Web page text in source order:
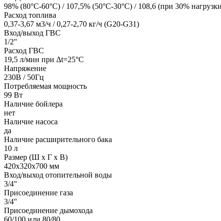
98% (80°C-60°C) / 107,5% (50°C-30°C) / 108,6 (при 30%
Расход топлива
0,37-3,67 м3/ч / 0,27-2,70 кг/ч (G20-G31)
Вход/выход ГВС
1/2"
Расход ГВС
19,5 л/мин при Δt=25°С
Напряжение
230В / 50Гц
Потребляемая мощность
99 Вт
Наличие бойлера
нет
Наличие насоса
да
Наличие расширительного бака
10 л
Размер (Ш х Г х В)
420х320х700 мм
Вход/выход отопительной воды
3/4"
Присоединение газа
3/4"
Присоединение дымохода
60/100 или 80/80